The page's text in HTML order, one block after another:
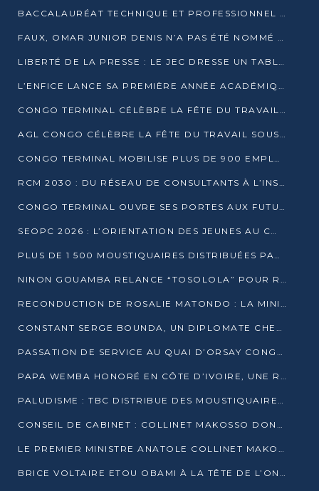
BACCALAURÉAT TECHNIQUE ET PROFESSIONNEL : 16 352 CANDIDATS LANCÉS DANS LES ÉPREUVES D’EPS
FAUX, OMAR JUNIOR DENIS N’A PAS ÉTÉ NOMMÉ AIDE DE CAMP ADJOINT DE DENIS SASSOU NGUESSO
LIBERTÉ DE LA PRESSE : LE JEC DRESSE UN TABLEAU PRÉOCCUPANT AU CONGO
L’ENFICE LANCE SA PREMIÈRE ANNÉE ACADÉMIQUE AVEC 100 FUTURS ENSEIGNANTS
CONGO TERMINAL CÉLÈBRE LA FÊTE DU TRAVAIL AVEC SES COLLABORATEURS À POINTE-NOIRE
AGL CONGO CÉLÈBRE LA FÊTE DU TRAVAIL SOUS LE SIGNE DE LA COHÉSION
CONGO TERMINAL MOBILISE PLUS DE 900 EMPLOYÉS AUTOUR DE LA SÉCURITÉ AU TRAVAIL
RCM 2030 : DU RÉSEAU DE CONSULTANTS À L’INSTRUMENT DE PUISSANCE EN AFRIQUE FRANCOPHONE
CONGO TERMINAL OUVRE SES PORTES AUX FUTURS INGÉNIEURS AU FORUM DES MÉTIERS D’UCAC-ICAM
SEOPC 2026 : L’ORIENTATION DES JEUNES AU CŒUR DE LA DEUXIÈME ÉDITION
PLUS DE 1 500 MOUSTIQUAIRES DISTRIBUÉES PAR AGL ET CONGO TERMINAL DANS LA LUTTE CONTRE LE PALUDISME
NINON GOUAMBA RELANCE “TOSOLOLA” POUR RENFORCER LE DIALOGUE AVEC LES CITOYENS
RECONDUCTION DE ROSALIE MATONDO : LA MINISTRE PROMET D’ACCÉLÉRER LE TRAITEMENT DES DOSSIERS ET DE RELEVER DE NOUVEAUX DÉFIS
CONSTANT SERGE BOUNDA, UN DIPLOMATE CHEVRONNÉ AUX COMMANDES DES AFFAIRES ÉTRANGÈRES
PASSATION DE SERVICE AU QUAI D’ORSAY CONGOLAIS : GAKOSSO PASSE LE FLAMBEAU À BOUNDA
PAPA WEMBA HONORÉ EN CÔTE D’IVOIRE, UNE RUE PORTE DÉSORMAIS SON NOM
PALUDISME : TBC DISTRIBUE DES MOUSTIQUAIRES DANS DEUX CSI DE BRAZZAVILLE
CONSEIL DE CABINET : COLLINET MAKOSSO DONNE SES DERNIÈRES ORIENTATIONS
LE PREMIER MINISTRE ANATOLE COLLINET MAKOSSO DÉMISSIONNE AVEC SON GOUVERNEMENT
BRICE VOLTAIRE ETOU OBAMI À LA TÊTE DE L’ONEC-C POUR TROIS ANS